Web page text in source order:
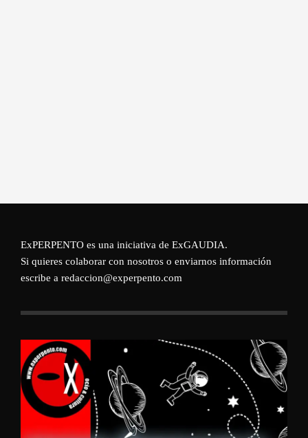
ExPERPENTO es una iniciativa de ExGAUDIA.
Si quieres colaborar con nosotros o enviarnos información
escribe a redaccion@experpento.com